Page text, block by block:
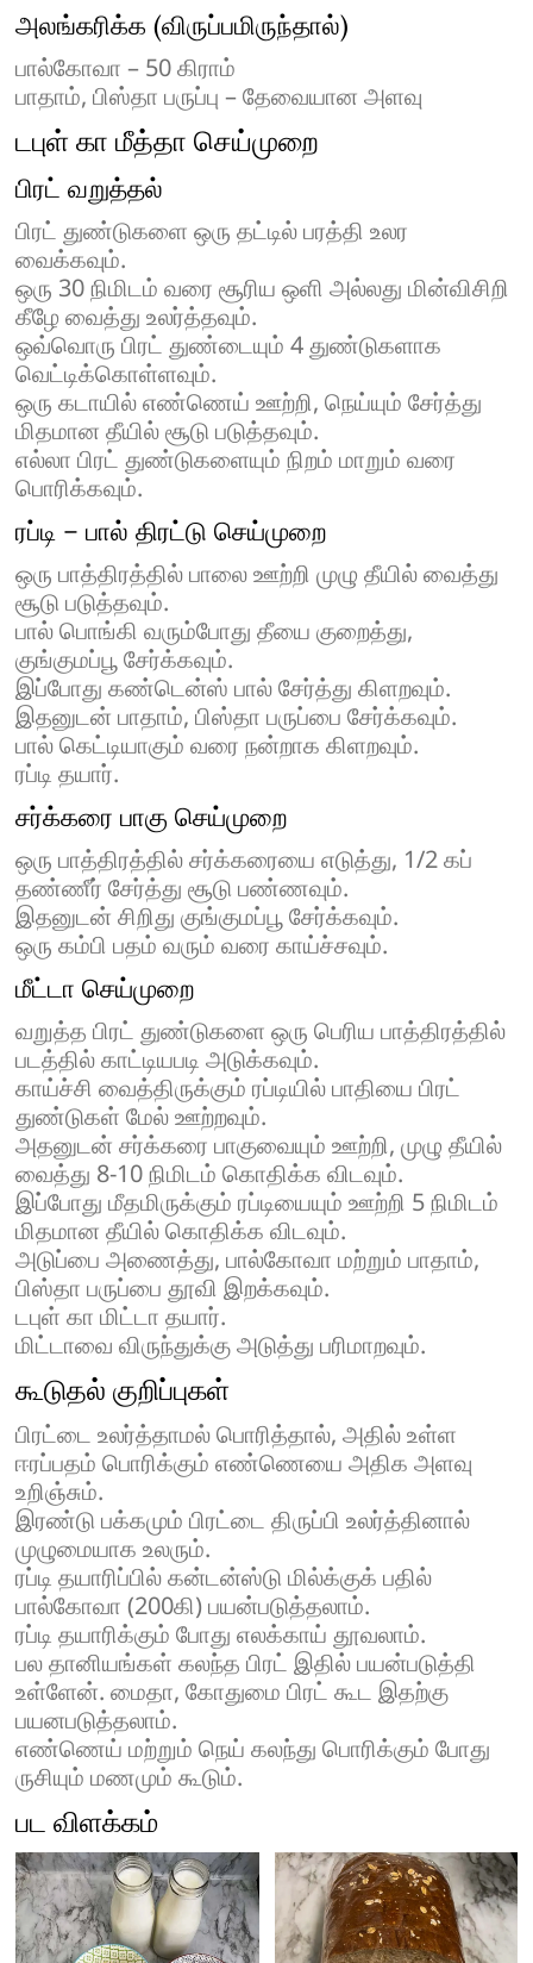
அலங்கரிக்க (விருப்பமிருந்தால்)
பால்கோவா – 50 கிராம்
பாதாம், பிஸ்தா பருப்பு – தேவையான அளவு
டபுள் கா மீத்தா செய்முறை
பிரட் வறுத்தல்
பிரட் துண்டுகளை ஒரு தட்டில் பரத்தி உலர
வைக்கவும்.
ஒரு 30 நிமிடம் வரை சூரிய ஒளி அல்லது மின்விசிறி
கீழே வைத்து உலர்த்தவும்.
ஒவ்வொரு பிரட் துண்டையும் 4 துண்டுகளாக
வெட்டிக்கொள்ளவும்.
ஒரு கடாயில் எண்ணெய் ஊற்றி, நெய்யும் சேர்த்து
மிதமான தீயில் சூடு படுத்தவும்.
எல்லா பிரட் துண்டுகளையும் நிறம் மாறும் வரை
பொரிக்கவும்.
ரப்டி – பால் திரட்டு செய்முறை
ஒரு பாத்திரத்தில் பாலை ஊற்றி முழு தீயில் வைத்து
சூடு படுத்தவும்.
பால் பொங்கி வரும்போது தீயை குறைத்து,
குங்குமப்பூ சேர்க்கவும்.
இப்போது கண்டென்ஸ் பால் சேர்த்து கிளறவும்.
இதனுடன் பாதாம், பிஸ்தா பருப்பை சேர்க்கவும்.
பால் கெட்டியாகும் வரை நன்றாக கிளறவும்.
ரப்டி தயார்.
சர்க்கரை பாகு செய்முறை
ஒரு பாத்திரத்தில் சர்க்கரையை எடுத்து, 1/2 கப்
தண்ணீர் சேர்த்து சூடு பண்ணவும்.
இதனுடன் சிறிது குங்குமப்பூ சேர்க்கவும்.
ஒரு கம்பி பதம் வரும் வரை காய்ச்சவும்.
மீட்டா செய்முறை
வறுத்த பிரட் துண்டுகளை ஒரு பெரிய பாத்திரத்தில்
படத்தில் காட்டியபடி அடுக்கவும்.
காய்ச்சி வைத்திருக்கும் ரப்டியில் பாதியை பிரட்
துண்டுகள் மேல் ஊற்றவும்.
அதனுடன் சர்க்கரை பாகுவையும் ஊற்றி, முழு தீயில்
வைத்து 8-10 நிமிடம் கொதிக்க விடவும்.
இப்போது மீதமிருக்கும் ரப்டியையும் ஊற்றி 5 நிமிடம்
மிதமான தீயில் கொதிக்க விடவும்.
அடுப்பை அணைத்து, பால்கோவா மற்றும் பாதாம்,
பிஸ்தா பருப்பை தூவி இறக்கவும்.
டபுள் கா மிட்டா தயார்.
மிட்டாவை விருந்துக்கு அடுத்து பரிமாறவும்.
கூடுதல் குறிப்புகள்
பிரட்டை உலர்த்தாமல் பொரித்தால், அதில் உள்ள
ஈரப்பதம் பொரிக்கும் எண்ணெயை அதிக அளவு
உறிஞ்சும்.
இரண்டு பக்கமும் பிரட்டை திருப்பி உலர்த்தினால்
முழுமையாக உலரும்.
ரப்டி தயாரிப்பில் கன்டன்ஸ்டு மில்க்குக் பதில்
பால்கோவா (200கி) பயன்படுத்தலாம்.
ரப்டி தயாரிக்கும் போது எலக்காய் தூவலாம்.
பல தானியங்கள் கலந்த பிரட் இதில் பயன்படுத்தி
உள்ளேன். மைதா, கோதுமை பிரட் கூட இதற்கு
பயனபடுத்தலாம்.
எண்ணெய் மற்றும் நெய் கலந்து பொரிக்கும் போது
ருசியும் மணமும் கூடும்.
பட விளக்கம்